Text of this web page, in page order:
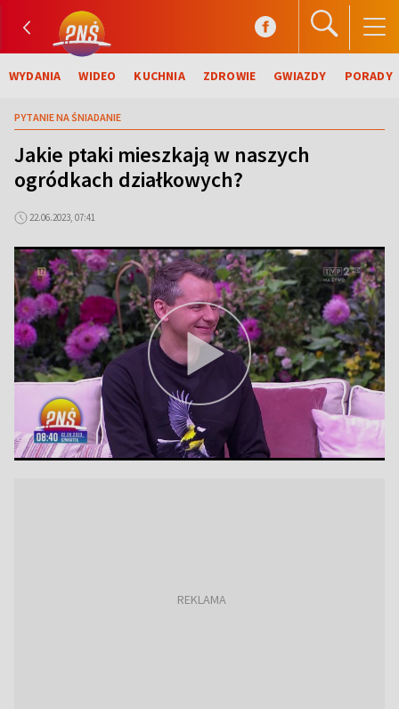
WYDANIA WIDEO KUCHNIA ZDROWIE GWIAZDY PORADY
PYTANIE NA ŚNIADANIE
Jakie ptaki mieszkają w naszych
ogródkach działkowych?
22.06.2023, 07:41